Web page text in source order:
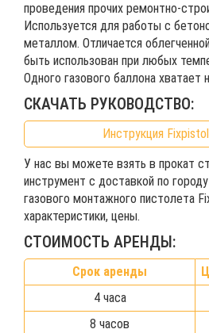
проведения прочих ремонтно-
Используется для работы с
металлом. Отличается
быть использован при любых
Одного газового баллона хватает
СКАЧАТЬ РУКОВОДСТВО:
Инструкция
У нас вы можете взять в прокат
инструмент с доставкой по
газового монтажного пистолета
характеристики, цены.
СТОИМОСТЬ АРЕНДЫ:
Срок аренды
4 часа
8 часов